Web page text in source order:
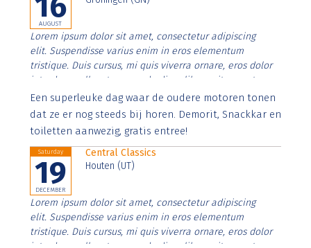
AUGUST
Lorem ipsum dolor sit amet, consectetur adipiscing
elit. Suspendisse varius enim in eros elementum
tristique. Duis cursus, mi quis viverra ornare, eros dolor
interdum nulla, ut commodo diam libero vitae erat.
Aenean faucibus nibh et justo cursus id rutrum lorem
imperdiet. Nunc ut sem vitae risus tristique posuere.
Een superleuke dag waar de oudere motoren tonen
dat ze er nog steeds bij horen. Demorit, Snackkar en
toiletten aanwezig, gratis entree!
Saturday
19
DECEMBER
Central Classics
Houten (UT)
Lorem ipsum dolor sit amet, consectetur adipiscing
elit. Suspendisse varius enim in eros elementum
tristique. Duis cursus, mi quis viverra ornare, eros dolor